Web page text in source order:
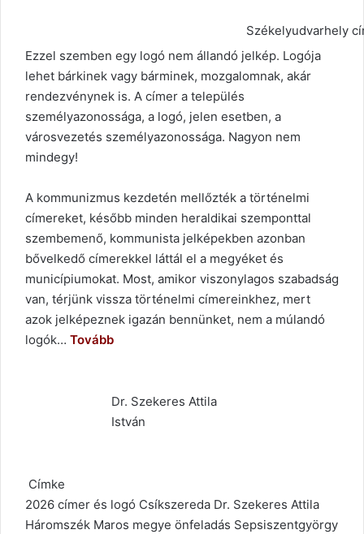
Székelyudvarhely
Ezzel szemben egy logó nem állandó jelkép. Logója
lehet bárkinek vagy bárminek, mozgalomnak, akár
rendezvénynek is. A címer a település
személyazonossága, a logó, jelen esetben, a
városvezetés személyazonossága. Nagyon nem
mindegy!
A kommunizmus kezdetén mellőzték a történelmi
címereket, később minden heraldikai szemponttal
szembemenő, kommunista jelképekben azonban
bővelkedő címerekkel láttál el a megyéket és
municípiumokat. Most, amikor viszonylagos szabadság
van, térjünk vissza történelmi címereinkhez, mert
azok jelképeznek igazán bennünket, nem a múlandó
logók… Tovább
Dr. Szekeres Attila
István
Címke
2026 címer és logó Csíkszereda Dr. Szekeres Attila
Háromszék Maros megye önfeladás Sepsiszentgyörgy